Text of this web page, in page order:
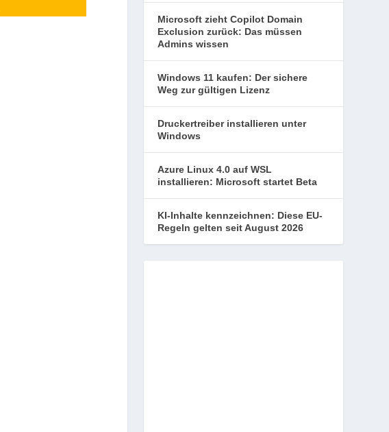
Microsoft zieht Copilot Domain
Exclusion zurück: Das müssen
Admins wissen
Windows 11 kaufen: Der sichere
Weg zur gültigen Lizenz
Druckertreiber installieren unter
Windows
Azure Linux 4.0 auf WSL
installieren: Microsoft startet Beta
KI-Inhalte kennzeichnen: Diese EU-
Regeln gelten seit August 2026